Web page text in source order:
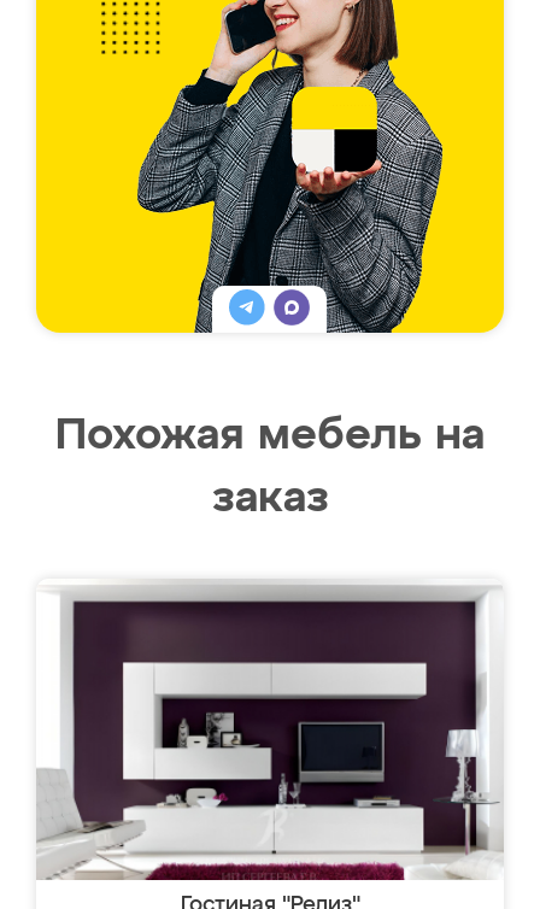
Похожая мебель на
заказ